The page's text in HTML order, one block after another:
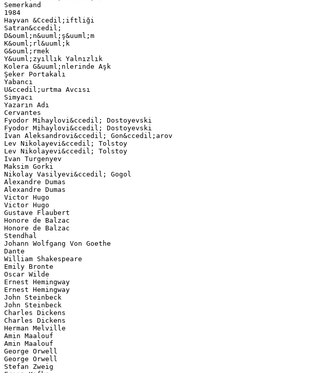
Semerkand
1984
Hayvan &Ccedil;iftliği
Satran&ccedil;
D&ouml;n&uuml;ş&uuml;m
K&ouml;rl&uuml;k
G&ouml;rmek
Y&uuml;zyıllık Yalnızlık
Kolera G&uuml;nlerinde Aşk
Şeker Portakalı
Yabancı
U&ccedil;urtma Avcısı
Simyacı
Yazarın Adı
Cervantes
Fyodor Mihaylovi&ccedil; Dostoyevski
Fyodor Mihaylovi&ccedil; Dostoyevski
İvan Aleksandrovi&ccedil; Gon&ccedil;arov
Lev Nikolayevi&ccedil; Tolstoy
Lev Nikolayevi&ccedil; Tolstoy
Ivan Turgenyev
Maksim Gorki
Nikolay Vasilyevi&ccedil; Gogol
Alexandre Dumas
Alexandre Dumas
Victor Hugo
Victor Hugo
Gustave Flaubert
Honore de Balzac
Honore de Balzac
Stendhal
Johann Wolfgang Von Goethe
Dante
William Shakespeare
Emily Bronte
Oscar Wilde
Ernest Hemingway
Ernest Hemingway
John Steinbeck
John Steinbeck
Charles Dickens
Charles Dickens
Herman Melville
Amin Maalouf
Amin Maalouf
George Orwell
George Orwell
Stefan Zweig